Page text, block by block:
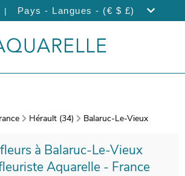
| Pays - Langues - (€ $ £)
Hérault (34) Balaruc-Le-Vieux
à Balaruc-Le-Vieux
Aquarelle - France